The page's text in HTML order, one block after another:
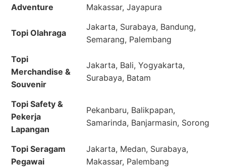
Adventure
Makassar, Jayapura
Topi Olahraga
Jakarta, Surabaya, Bandung,
Semarang, Palembang
Topi
Merchandise &
Souvenir
Jakarta, Bali, Yogyakarta,
Surabaya, Batam
Topi Safety &
Pekerja
Lapangan
Pekanbaru, Balikpapan,
Samarinda, Banjarmasin, Sorong
Topi Seragam
Pegawai
Jakarta, Medan, Surabaya,
Makassar, Palembang